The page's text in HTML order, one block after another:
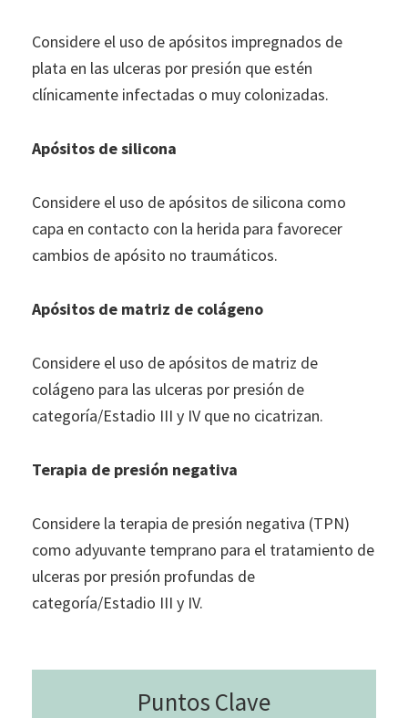
Considere el uso de apósitos impregnados de
plata en las ulceras por presión que estén
clínicamente infectadas o muy colonizadas.
Apósitos de silicona
Considere el uso de apósitos de silicona como
capa en contacto con la herida para favorecer
cambios de apósito no traumáticos.
Apósitos de matriz de colágeno
Considere el uso de apósitos de matriz de
colágeno para las ulceras por presión de
categoría/Estadio III y IV que no cicatrizan.
Terapia de presión negativa
Considere la terapia de presión negativa (TPN)
como adyuvante temprano para el tratamiento de
ulceras por presión profundas de
categoría/Estadio III y IV.
Puntos Clave